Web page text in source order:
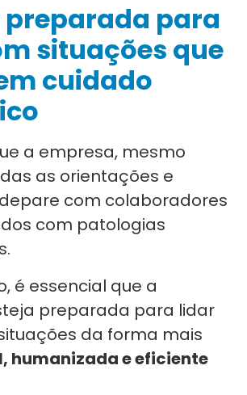
preparada para
situações que
cuidado
a empresa, mesmo
as orientações e
com colaboradores
com patologias
é essencial que a
preparada para lidar
da forma mais
humanizada e eficiente